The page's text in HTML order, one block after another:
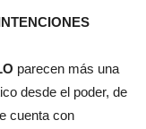
parecen más una
desde el poder, de
cuenta con